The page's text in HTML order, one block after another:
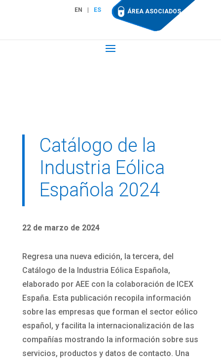
EN ES ÁREA ASOCIADOS
Catálogo de la
Industria Eólica
Española 2024
22 de marzo de 2024
Regresa una nueva edición, la tercera, del
Catálogo de la Industria Eólica Española,
elaborado por AEE con la colaboración de ICEX
España. Esta publicación recopila información
sobre las empresas que forman el sector eólico
español, y facilita la internacionalización de las
compañías mostrando la información sobre sus
servicios, productos y datos de contacto. Una